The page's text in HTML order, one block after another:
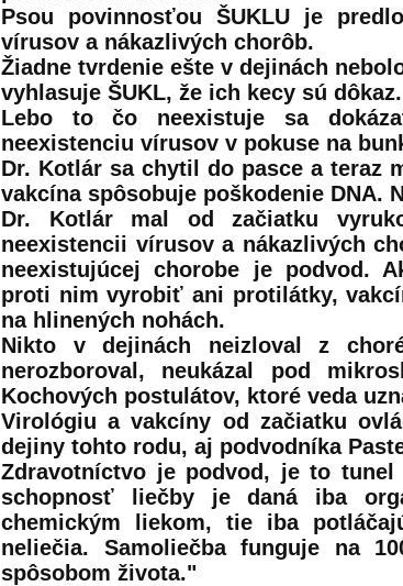
Psou povinnosťou ŠUKLU je
vírusov a nákazlivých chorôb.
Žiadne tvrdenie ešte v dejinách
vyhlasuje ŠUKL, že ich kecy sú
Lebo to čo neexistuje sa
neexistenciu vírusov v pokuse na
Dr. Kotlár sa chytil do pasce a teraz
vakcína spôsobuje poškodenie DNA.
Dr. Kotlár mal od začiatku
neexistencii vírusov a nákazlivých
neexistujúcej chorobe je podvod.
proti nim vyrobiť ani protilátky,
na hlinených nohách.
Nikto v dejinách neizloval z
nerozboroval, neukázal pod
Kochových postulátov, ktoré veda
Virológiu a vakcíny od začiatku
dejiny tohto rodu, aj podvodníka
Zdravotníctvo je podvod, je to tunel
schopnosť liečby je daná iba
chemickým liekom, tie iba
neliečia. Samoliečba funguje na
spôsobom života."